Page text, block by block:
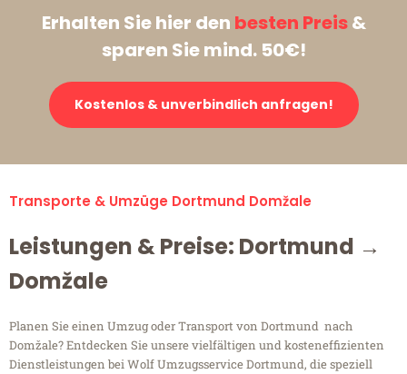
Erhalten Sie hier den besten Preis&
sparen Sie mind. 50€!
Kostenlos & unverbindlich anfragen!
Transporte & Umzüge Dortmund Domžale
Leistungen & Preise: Dortmund →
Domžale
Planen Sie einen Umzug oder Transport von Dortmund nach
Domžale? Entdecken Sie unsere vielfältigen und kosteneffizienten
Dienstleistungen bei Wolf Umzugsservice Dortmund, die speziell